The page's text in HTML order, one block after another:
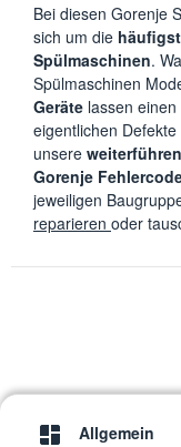
Bei diesen Gorenje
sich um die
Spülmaschinen.
Spülmaschinen
Geräte lassen
eigentlichen
unsere
Gorenje
jeweiligen
reparieren oder
Allgemein